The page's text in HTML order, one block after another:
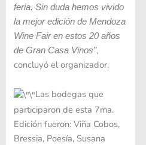
feria. Sin duda hemos vivido
la mejor edición de Mendoza
Wine Fair en estos 20 años
de Gran Casa Vinos”,
concluyó el organizador.
Las bodegas que
participaron de esta 7ma.
Edición fueron: Viña Cobos,
Bressia, Poesía, Susana